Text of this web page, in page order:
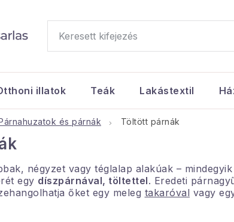
illatok Teák Lakástextil
és párnák Töltött párnák
négyzet vagy téglalap alakúak –
egy díszpárnával, töltettel. Eredeti
őket egy meleg takaróval vagy